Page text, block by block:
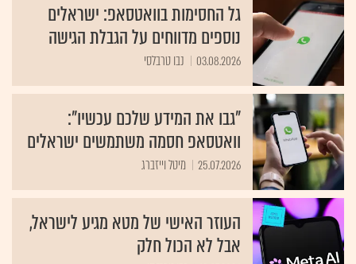
גל החסימות בוואטסאפ: ישראלים
נוספים מדווחים על הגבלת הגישה
03.08.2026 נבו טרבלסי
"גבו את המידע שלכם עכשיו":
וואטסאפ חסמה משתמשים ישראלים
25.07.2026 מיטל וייזברג
העוזר האישי של מטא מגיע לישראל,
אבל לא הכול חלק